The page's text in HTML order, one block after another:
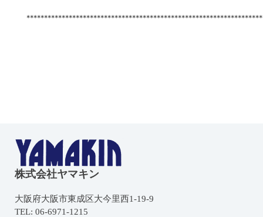
株式会社ヤマキン
大阪府大阪市東成区大今里西1-19-9
TEL: 06-6971-1215